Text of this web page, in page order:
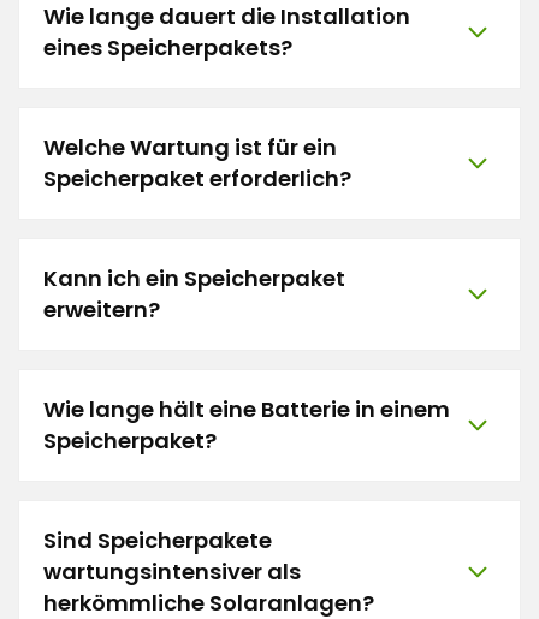
Wie lange dauert die Installation
eines Speicherpakets?
Welche Wartung ist für ein
Speicherpaket erforderlich?
Kann ich ein Speicherpaket
erweitern?
Wie lange hält eine Batterie in einem
Speicherpaket?
Sind Speicherpakete
wartungsintensiver als
herkömmliche Solaranlagen?